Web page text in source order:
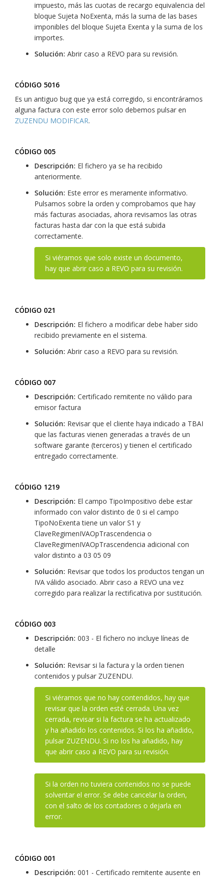
impuesto, más las cuotas de recargo equivalencia del
bloque Sujeta NoExenta, más la suma de las bases
imponibles del bloque Sujeta Exenta y la suma de los
importes.
Solución: Abrir caso a REVO para su revisión.
CÓDIGO 5016
Es un antiguo bug que ya está corregido, si encontráramos
alguna factura con este error solo debemos pulsar en
ZUZENDU MODIFICAR.
CÓDIGO 005
Descripción: El fichero ya se ha recibido
anteriormente.
Solución: Este error es meramente informativo.
Pulsamos sobre la orden y comprobamos que hay
más facturas asociadas, ahora revisamos las otras
facturas hasta dar con la que está subida
correctamente.
Si viéramos que solo existe un documento,
hay que abrir caso a REVO para su revisión.
CÓDIGO 021
Descripción: El fichero a modificar debe haber sido
recibido previamente en el sistema.
Solución: Abrir caso a REVO para su revisión.
CÓDIGO 007
Descripción: Certificado remitente no válido para
emisor factura
Solución: Revisar que el cliente haya indicado a TBAI
que las facturas vienen generadas a través de un
software garante (terceros) y tienen el certificado
entregado correctamente.
CÓDIGO 1219
Descripción: El campo TipoImpositivo debe estar
informado con valor distinto de 0 si el campo
TipoNoExenta tiene un valor S1 y
ClaveRegimenIVAOpTrascendencia o
ClaveRegimenIVAOpTrascendencia adicional con
valor distinto a 03 05 09
Solución: Revisar que todos los productos tengan un
IVA válido asociado. Abrir caso a REVO una vez
corregido para realizar la rectificativa por sustitución.
CÓDIGO 003
Descripción: 003 - El fichero no incluye líneas de
detalle
Solución: Revisar si la factura y la orden tienen
contenidos y pulsar ZUZENDU.
Si viéramos que no hay contendidos, hay que
revisar que la orden esté cerrada. Una vez
cerrada, revisar si la factura se ha actualizado
y ha añadido los contenidos. Si los ha añadido,
pulsar ZUZENDU. Si no los ha añadido, hay
que abrir caso a REVO para su revisión.
Si la orden no tuviera contenidos no se puede
solventar el error. Se debe cancelar la orden,
con el salto de los contadores o dejarla en
error.
CÓDIGO 001
Descripción: 001 - Certificado remitente ausente en